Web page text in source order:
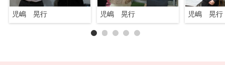
児嶋 晃行 児嶋 晃行 児嶋 晃行